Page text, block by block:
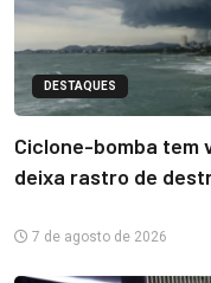
DESTAQUES
Ciclone-bomba tem
deixa rastro de
7 de agosto de 2026